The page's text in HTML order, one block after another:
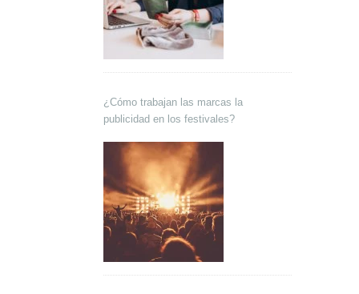
¿Cómo trabajan las marcas la
publicidad en los festivales?